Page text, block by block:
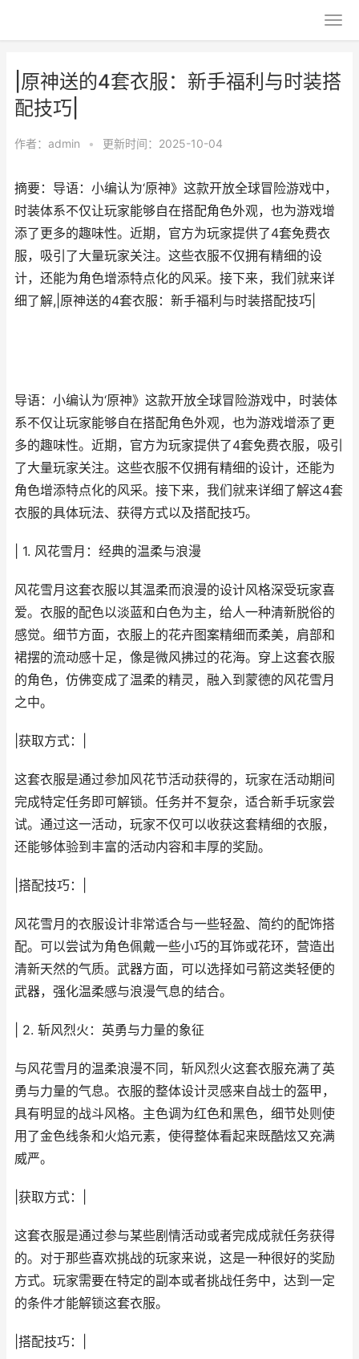
|原神送的4套衣服：新手福利与时装搭
配技巧|
作者： admin • 更新时间：2025-10-04
摘要：导语：小编认为‘原神》这款开放全球冒险游戏中，
时装体系不仅让玩家能够自在搭配角色外观，也为游戏增
添了更多的趣味性。近期，官方为玩家提供了4套免费衣
服，吸引了大量玩家关注。这些衣服不仅拥有精细的设
计，还能为角色增添特点化的风采。接下来，我们就来详
细了解,|原神送的4套衣服：新手福利与时装搭配技巧|
导语：小编认为‘原神》这款开放全球冒险游戏中，时装体
系不仅让玩家能够自在搭配角色外观，也为游戏增添了更
多的趣味性。近期，官方为玩家提供了4套免费衣服，吸引
了大量玩家关注。这些衣服不仅拥有精细的设计，还能为
角色增添特点化的风采。接下来，我们就来详细了解这4套
衣服的具体玩法、获得方式以及搭配技巧。
| 1. 风花雪月：经典的温柔与浪漫
风花雪月这套衣服以其温柔而浪漫的设计风格深受玩家喜
爱。衣服的配色以淡蓝和白色为主，给人一种清新脱俗的
感觉。细节方面，衣服上的花卉图案精细而柔美，肩部和
裙摆的流动感十足，像是微风拂过的花海。穿上这套衣服
的角色，仿佛变成了温柔的精灵，融入到蒙德的风花雪月
之中。
|获取方式：|
这套衣服是通过参加风花节活动获得的，玩家在活动期间
完成特定任务即可解锁。任务并不复杂，适合新手玩家尝
试。通过这一活动，玩家不仅可以收获这套精细的衣服，
还能够体验到丰富的活动内容和丰厚的奖励。
|搭配技巧：|
风花雪月的衣服设计非常适合与一些轻盈、简约的配饰搭
配。可以尝试为角色佩戴一些小巧的耳饰或花环，营造出
清新天然的气质。武器方面，可以选择如弓箭这类轻便的
武器，强化温柔感与浪漫气息的结合。
| 2. 斩风烈火：英勇与力量的象征
与风花雪月的温柔浪漫不同，斩风烈火这套衣服充满了英
勇与力量的气息。衣服的整体设计灵感来自战士的盔甲，
具有明显的战斗风格。主色调为红色和黑色，细节处则使
用了金色线条和火焰元素，使得整体看起来既酷炫又充满
威严。
|获取方式：|
这套衣服是通过参与某些剧情活动或者完成成就任务获得
的。对于那些喜欢挑战的玩家来说，这是一种很好的奖励
方式。玩家需要在特定的副本或者挑战任务中，达到一定
的条件才能解锁这套衣服。
|搭配技巧：|